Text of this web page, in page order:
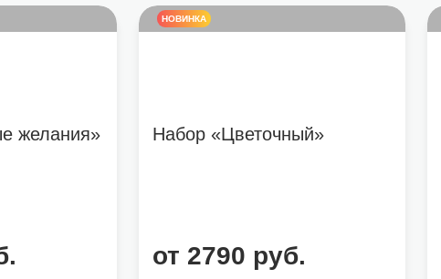
желания»
НОВИНКА
Набор «Цветочный»
от 2790 руб.